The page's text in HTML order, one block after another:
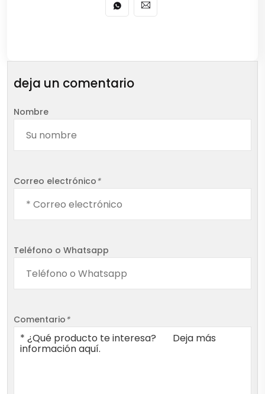
deja un comentario
Nombre
Correo electrónico*
Teléfono o Whatsapp
Comentario*